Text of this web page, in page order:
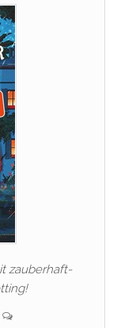
zauberhaft-